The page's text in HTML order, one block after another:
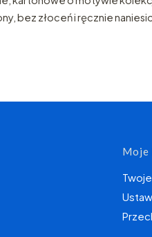
bez złoceń i ręcznie
Moje